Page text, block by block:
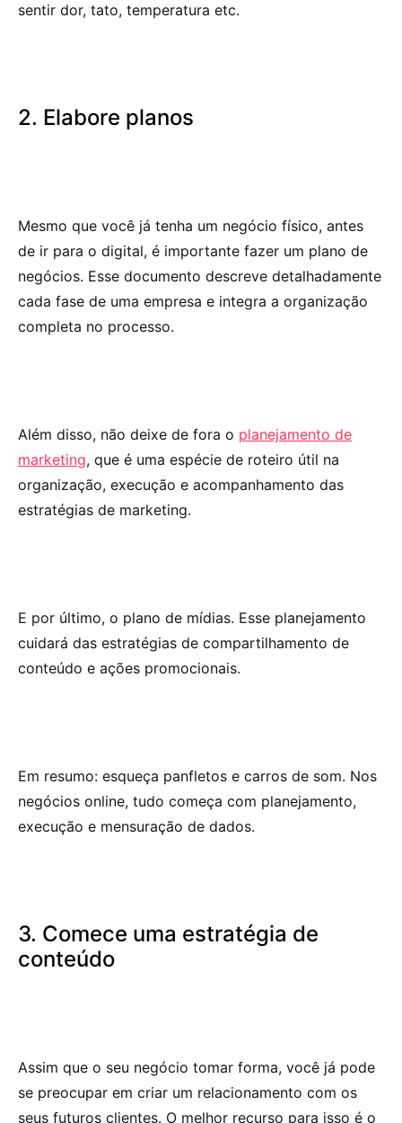
sentir dor, tato, temperatura etc.
2. Elabore planos
Mesmo que você já tenha um negócio físico, antes
de ir para o digital, é importante fazer um plano de
negócios. Esse documento descreve detalhadamente
cada fase de uma empresa e integra a organização
completa no processo.
Além disso, não deixe de fora o planejamento de
marketing, que é uma espécie de roteiro útil na
organização, execução e acompanhamento das
estratégias de marketing.
E por último, o plano de mídias. Esse planejamento
cuidará das estratégias de compartilhamento de
conteúdo e ações promocionais.
Em resumo: esqueça panfletos e carros de som. Nos
negócios online, tudo começa com planejamento,
execução e mensuração de dados.
3. Comece uma estratégia de
conteúdo
Assim que o seu negócio tomar forma, você já pode
se preocupar em criar um relacionamento com os
seus futuros clientes. O melhor recurso para isso é o